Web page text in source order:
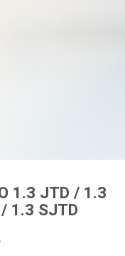
1.3 JTD / 1.3
1.3 SJTD